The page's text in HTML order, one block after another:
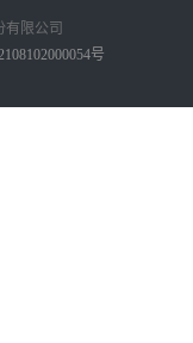
限公司
号